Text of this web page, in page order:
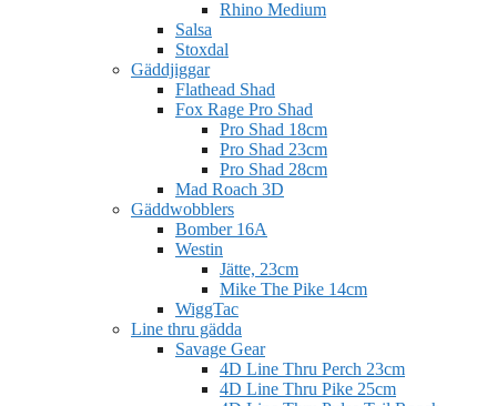
Rhino Medium
Salsa
Stoxdal
Gäddjiggar
Flathead Shad
Fox Rage Pro Shad
Pro Shad 18cm
Pro Shad 23cm
Pro Shad 28cm
Mad Roach 3D
Gäddwobblers
Bomber 16A
Westin
Jätte, 23cm
Mike The Pike 14cm
WiggTac
Line thru gädda
Savage Gear
4D Line Thru Perch 23cm
4D Line Thru Pike 25cm